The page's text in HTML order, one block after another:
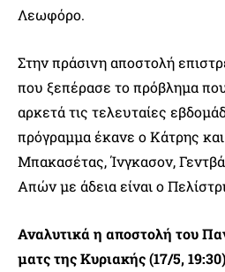
Λεωφόρο.
Στην πράσινη αποστολή
που ξεπέρασε το πρόβλημα
αρκετά τις τελευταίες
πρόγραμμα έκανε ο Κάτρης και
Μπακασέτας, Ίνγκασον,
Απών με άδεια είναι ο
Αναλυτικά η αποστολή του
ματς της Κυριακής (17/5,